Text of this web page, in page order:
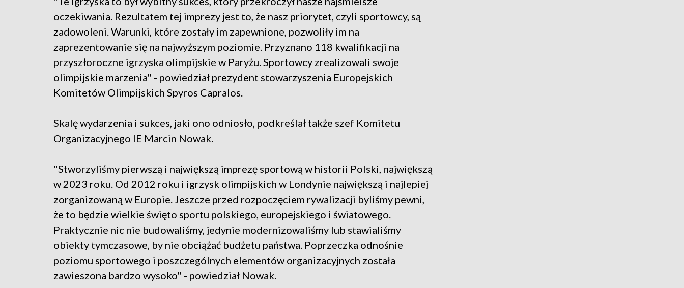
oczekiwania. Rezultatem tej imprezy jest to, że nasz priorytet, czyli sportowcy, są
zadowoleni. Warunki, które zostały im zapewnione, pozwoliły im na
zaprezentowanie się na najwyższym poziomie. Przyznano 118 kwalifikacji na
przyszłoroczne igrzyska olimpijskie w Paryżu. Sportowcy zrealizowali swoje
olimpijskie marzenia" - powiedział prezydent stowarzyszenia Europejskich
Komitetów Olimpijskich Spyros Capralos.
Skalę wydarzenia i sukces, jaki ono odniosło, podkreślał także szef Komitetu
Organizacyjnego IE Marcin Nowak.
"Stworzyliśmy pierwszą i największą imprezę sportową w historii Polski, największą
w 2023 roku. Od 2012 roku i igrzysk olimpijskich w Londynie największą i najlepiej
zorganizowaną w Europie. Jeszcze przed rozpoczęciem rywalizacji byliśmy pewni,
że to będzie wielkie święto sportu polskiego, europejskiego i światowego.
Praktycznie nic nie budowaliśmy, jedynie modernizowaliśmy lub stawialiśmy
obiekty tymczasowe, by nie obciążać budżetu państwa. Poprzeczka odnośnie
poziomu sportowego i poszczególnych elementów organizacyjnych została
zawieszona bardzo wysoko" - powiedział Nowak.